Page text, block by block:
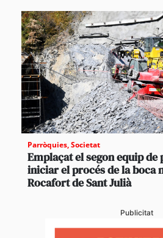
Parròquies,Societat
Emplaçat el segon equip
iniciar el procés de la boca
Rocafort de Sant Julià
Publicitat